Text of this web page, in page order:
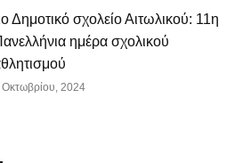
Δημοτικό σχολείο Αιτωλικού: 11η
ημέρα σχολικού
Οκτωβρίου, 2024